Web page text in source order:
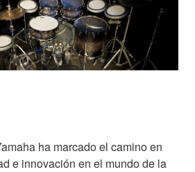
ha marcado el camino en
e innovación en el mundo de la